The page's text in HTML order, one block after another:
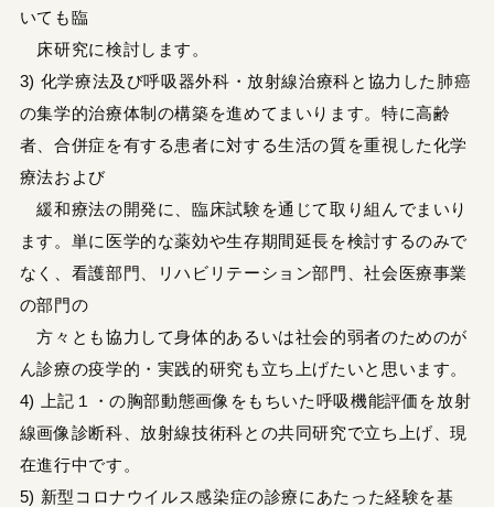
いても臨
床研究に検討します。
3) 化学療法及び呼吸器外科・放射線治療科と協力した肺癌
の集学的治療体制の構築を進めてまいります。特に高齢
者、合併症を有する患者に対する生活の質を重視した化学
療法および
緩和療法の開発に、臨床試験を通じて取り組んでまいり
ます。単に医学的な薬効や生存期間延長を検討するのみで
なく、看護部門、リハビリテーション部門、社会医療事業
の部門の
方々とも協力して身体的あるいは社会的弱者のためのが
ん診療の疫学的・実践的研究も立ち上げたいと思います。
4) 上記１・の胸部動態画像をもちいた呼吸機能評価を放射
線画像診断科、放射線技術科との共同研究で立ち上げ、現
在進行中です。
5) 新型コロナウイルス感染症の診療にあたった経験を基